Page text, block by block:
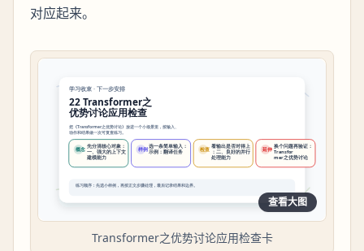
对应起来。
查看大图
Transformer之优势讨论应用检查卡